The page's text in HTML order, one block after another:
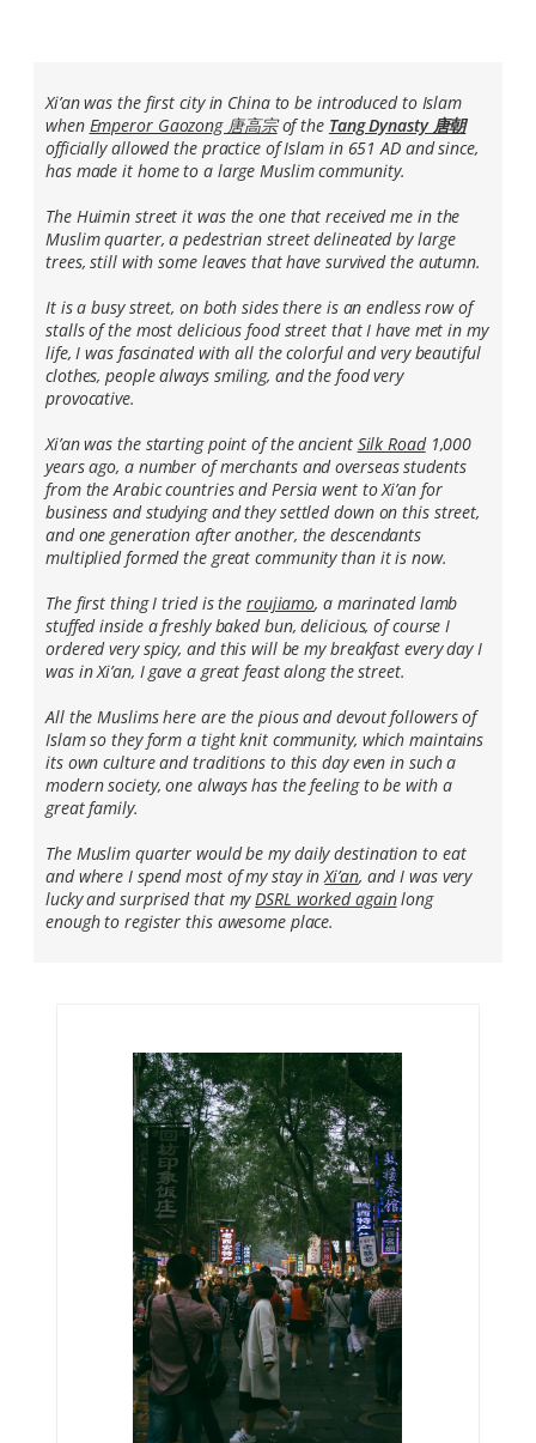
Xi’an was the first city in China to be introduced to Islam
when Emperor Gaozong 唐高宗of the Tang Dynasty 唐朝
officially allowed the practice of Islam in 651 AD and since,
has made it home to a large Muslim community.
The Huimin street it was the one that received me in the
Muslim quarter, a pedestrian street delineated by large
trees, still with some leaves that have survived the autumn.
It is a busy street, on both sides there is an endless row of
stalls of the most delicious food street that I have met in my
life, I was fascinated with all the colorful and very beautiful
clothes, people always smiling, and the food very
provocative.
Xi’an was the starting point of the ancient Silk Road1,000
years ago, a number of merchants and overseas students
from the Arabic countries and Persia went to Xi’an for
business and studying and they settled down on this street,
and one generation after another, the descendants
multiplied formed the great community than it is now.
The first thing I tried is the roujiamo, a marinated lamb
stuffed inside a freshly baked bun, delicious, of course I
ordered very spicy, and this will be my breakfast every day I
was in Xi’an, I gave a great feast along the street.
All the Muslims here are the pious and devout followers of
Islam so they form a tight knit community, which maintains
its own culture and traditions to this day even in such a
modern society, one always has the feeling to be with a
great family.
The Muslim quarter would be my daily destination to eat
and where I spend most of my stay inXi’an, and I was very
lucky and surprised that myDSRL worked againlong
enough to register this awesome place.